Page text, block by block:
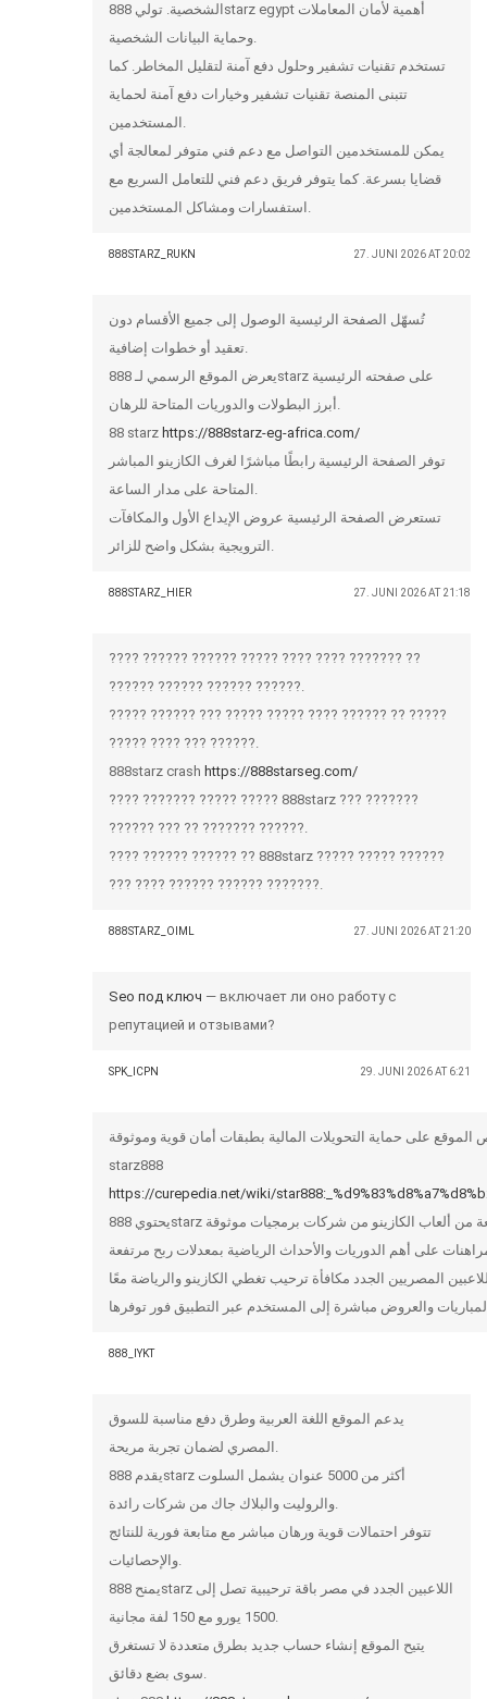
الشخصية. تولي 888starz egypt أهمية لأمان المعاملات
وحماية البيانات الشخصية.
تستخدم تقنيات تشفير وحلول دفع آمنة لتقليل المخاطر. كما
تتبنى المنصة تقنيات تشفير وخيارات دفع آمنة لحماية
المستخدمين.
يمكن للمستخدمين التواصل مع دعم فني متوفر لمعالجة أي
قضايا بسرعة. كما يتوفر فريق دعم فني للتعامل السريع مع
استفسارات ومشاكل المستخدمين.
888STARZ_RUKN 27. JUNI 2026 AT 20:02
تُسهّل الصفحة الرئيسية الوصول إلى جميع الأقسام دون
تعقيد أو خطوات إضافية.
يعرض الموقع الرسمي لـ 888starz على صفحته الرئيسية
أبرز البطولات والدوريات المتاحة للرهان.
88 starz https://888starz-eg-africa.com/
توفر الصفحة الرئيسية رابطًا مباشرًا لغرف الكازينو المباشر
المتاحة على مدار الساعة.
تستعرض الصفحة الرئيسية عروض الإيداع الأول والمكافآت
الترويجية بشكل واضح للزائر.
888STARZ_HIER 27. JUNI 2026 AT 21:18
???? ?????? ?????? ????? ???? ???? ??????? ??
?????? ?????? ?????? ??????.
????? ?????? ??? ????? ????? ???? ?????? ?? ?????
????? ???? ??? ??????.
888starz crash https://888starseg.com/
???? ??????? ????? ????? 888starz ??? ???????
?????? ??? ?? ??????? ??????.
???? ?????? ?????? ?? 888starz ????? ????? ??????
??? ???? ?????? ?????? ???????.
888STARZ_OIML 27. JUNI 2026 AT 21:20
Seo под ключ — включает ли оно работу с
репутацией и отзывами?
SPK_ICPN 29. JUNI 2026 AT 6:21
starz888
https://curepedia.net/wiki/
888_IYKT
يدعم الموقع اللغة العربية وطرق دفع مناسبة للسوق
المصري لضمان تجربة مريحة.
يقدم 888starz أكثر من 5000 عنوان يشمل السلوت
والروليت والبلاك جاك من شركات رائدة.
تتوفر احتمالات قوية ورهان مباشر مع متابعة فورية للنتائج
والإحصائيات.
يمنح 888starz اللاعبين الجدد في مصر باقة ترحيبية تصل إلى
1500 يورو مع 150 لفة مجانية.
يتيح الموقع إنشاء حساب جديد بطرق متعددة لا تستغرق
سوى بضع دقائق.